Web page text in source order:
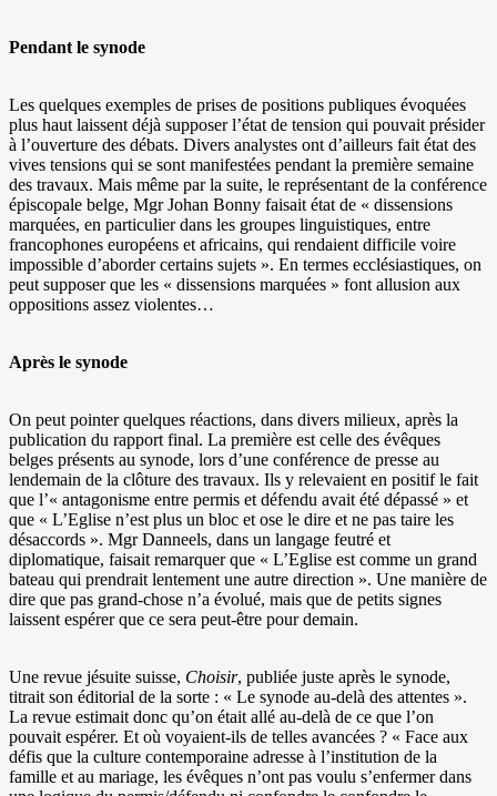
Pendant le synode
Les quelques exemples de prises de positions publiques évoquées
plus haut laissent déjà supposer l’état de tension qui pouvait présider
à l’ouverture des débats. Divers analystes ont d’ailleurs fait état des
vives tensions qui se sont manifestées pendant la première semaine
des travaux. Mais même par la suite, le représentant de la conférence
épiscopale belge, Mgr Johan Bonny faisait état de « dissensions
marquées, en particulier dans les groupes linguistiques, entre
francophones européens et africains, qui rendaient difficile voire
impossible d’aborder certains sujets ». En termes ecclésiastiques, on
peut supposer que les « dissensions marquées » font allusion aux
oppositions assez violentes…
Après le synode
On peut pointer quelques réactions, dans divers milieux, après la
publication du rapport final. La première est celle des évêques
belges présents au synode, lors d’une conférence de presse au
lendemain de la clôture des travaux. Ils y relevaient en positif le fait
que l’« antagonisme entre permis et défendu avait été dépassé » et
que « L’Eglise n’est plus un bloc et ose le dire et ne pas taire les
désaccords ». Mgr Danneels, dans un langage feutré et
diplomatique, faisait remarquer que « L’Eglise est comme un grand
bateau qui prendrait lentement une autre direction ». Une manière de
dire que pas grand-chose n’a évolué, mais que de petits signes
laissent espérer que ce sera peut-être pour demain.
Une revue jésuite suisse, Choisir, publiée juste après le synode,
titrait son éditorial de la sorte : « Le synode au-delà des attentes ».
La revue estimait donc qu’on était allé au-delà de ce que l’on
pouvait espérer. Et où voyaient-ils de telles avancées ? « Face aux
défis que la culture contemporaine adresse à l’institution de la
famille et au mariage, les évêques n’ont pas voulu s’enfermer dans